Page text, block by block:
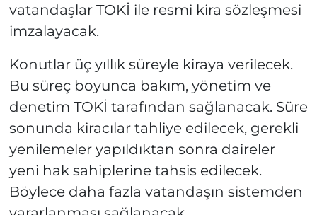
vatandaşlar TOKİ ile resmi kira sözleşmesi
imzalayacak.
Konutlar üç yıllık süreyle kiraya verilecek.
Bu süreç boyunca bakım, yönetim ve
denetim TOKİ tarafından sağlanacak. Süre
sonunda kiracılar tahliye edilecek, gerekli
yenilemeler yapıldıktan sonra daireler
yeni hak sahiplerine tahsis edilecek.
Böylece daha fazla vatandaşın sistemden